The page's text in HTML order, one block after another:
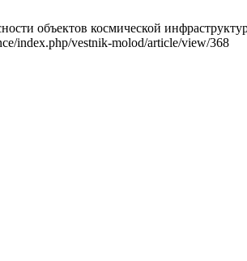
объектов космической
index.php/vestnik-molod/article/view/368